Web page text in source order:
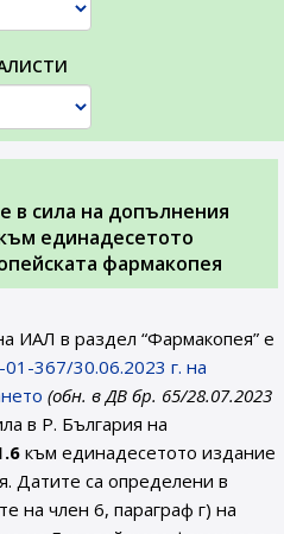
в сила на допълнения
към единадесетото
фармакопея
ИАЛ в раздел “Фармакопея” е
367/30.06.2023 г. на
(обн. в ДВ бр. 65/28.07.2023
в Р. България на
към единадесетото издание
Датите са определени в
на член 6, параграф г) на